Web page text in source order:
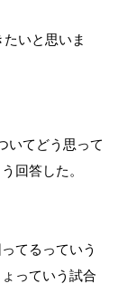
いと思いま
いてどう思って
回答した。
てるっていう
っていう試合